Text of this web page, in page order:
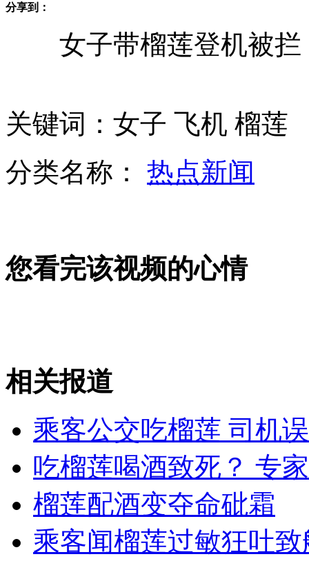
日本24小时持续警戒朝鲜发射导弹
北京H7N9患者家庭活鸡购自天津
女孩北京地铁殴打老人 痛下狠手拳打脚踢
无痛分娩是否安全 医生回应
外交部：反对强权政治霸凌主义
分享到：
女子带榴莲登机被拦
关键词：女子 飞机 榴莲
分类名称： 热点新闻
您看完该视频的心情
相关报道
乘客公交吃榴莲 司机
吃榴莲喝酒致死？ 专
榴莲配酒变夺命砒霜
乘客闻榴莲过敏狂吐